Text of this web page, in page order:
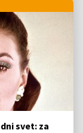
svet: za